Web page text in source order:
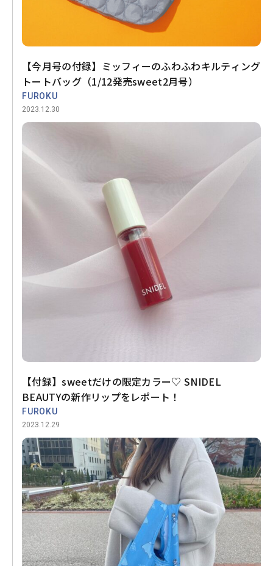
【今月号の付録】ミッフィーのふわふわキルティング
トートバッグ（1/12発売sweet2月号）
FUROKU
2023.12.30
【付録】sweetだけの限定カラー♡ SNIDEL
BEAUTYの新作リップをレポート！
FUROKU
2023.12.29